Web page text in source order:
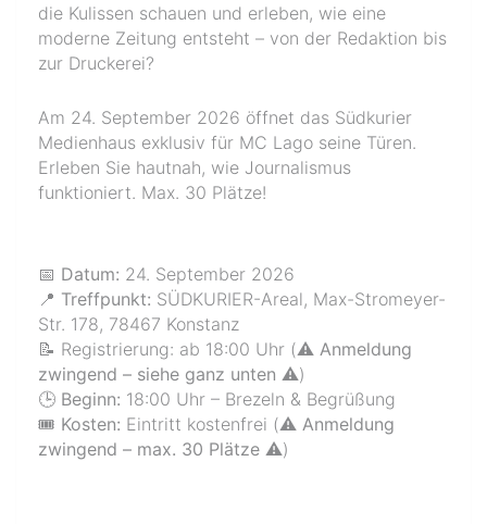
die Kulissen schauen und erleben, wie eine
moderne Zeitung entsteht – von der Redaktion bis
zur Druckerei?
Am 24. September 2026 öffnet das Südkurier
Medienhaus exklusiv für MC Lago seine Türen.
Erleben Sie hautnah, wie Journalismus
funktioniert. Max. 30 Plätze!
📅 Datum: 24. September 2026
📍 Treffpunkt: SÜDKURIER-Areal, Max-Stromeyer-
Str. 178, 78467 Konstanz
📝 Registrierung: ab 18:00 Uhr (⚠️ Anmeldung
zwingend – siehe ganz unten ⚠️)
🕒 Beginn: 18:00 Uhr – Brezeln & Begrüßung
🎟️ Kosten: Eintritt kostenfrei (⚠️ Anmeldung
zwingend – max. 30 Plätze ⚠️)